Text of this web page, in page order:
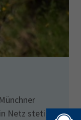
Netz stetig